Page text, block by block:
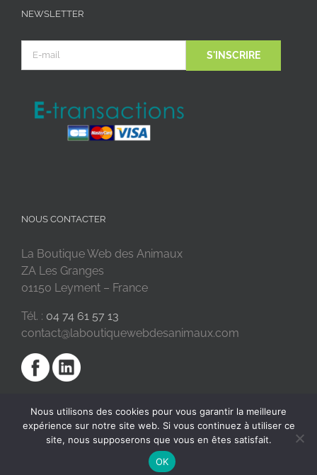
NEWSLETTER
NOUS CONTACTER
La Boutique Web des Animaux
ZA Les Granges
01150 Leyment – France
Tél. : 04 74 61 57 13
contact@laboutiquewebdesanimaux.com
2018 © La Boutique Web des Animaux | Réalisé par
Nous utilisons des cookies pour vous garantir la meilleure
expérience sur notre site web. Si vous continuez à utiliser ce
site, nous supposerons que vous en êtes satisfait.
OK